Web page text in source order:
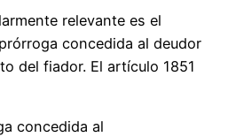
relevante es el
concedida al deudor
del fiador. El artículo 1851
concedida al